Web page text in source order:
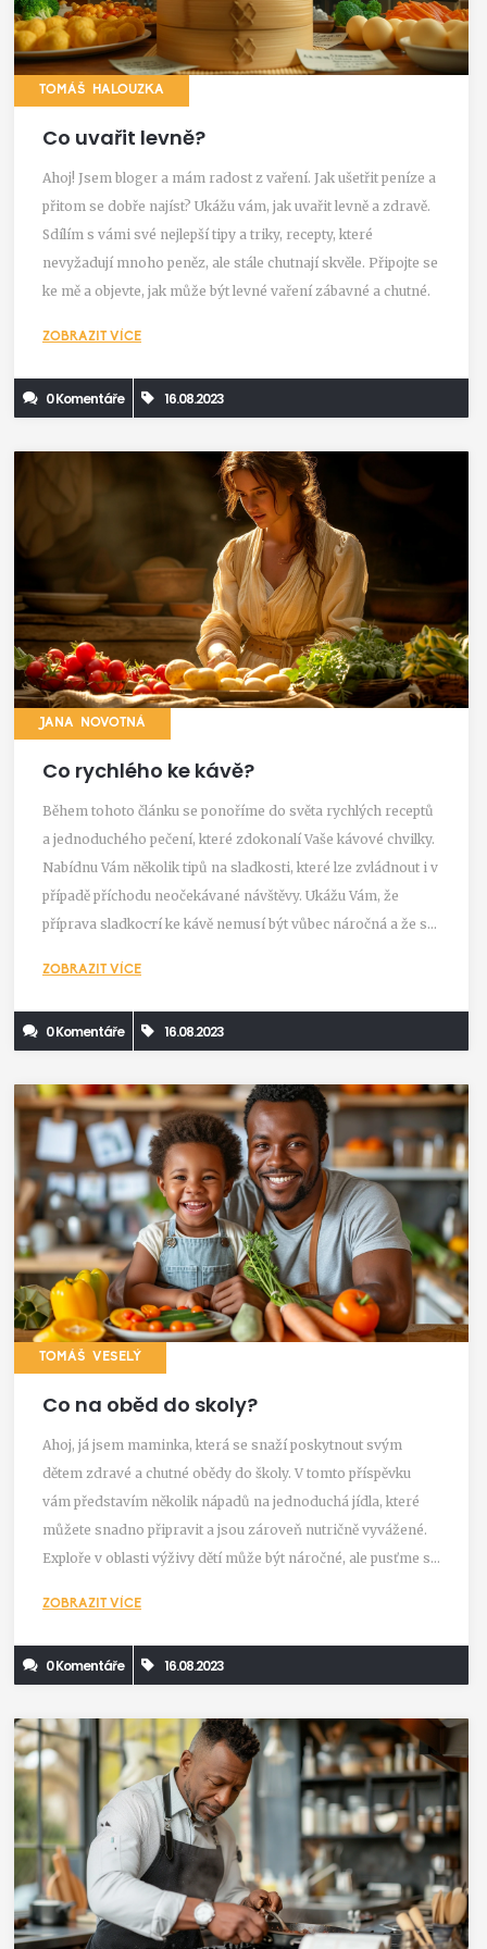
TOMÁŠ HALOUZKA
Co uvařit levně?
Ahoj! Jsem bloger a mám radost z vaření. Jak ušetřit peníze a
přitom se dobře najíst? Ukážu vám, jak uvařit levně a zdravě.
Sdílím s vámi své nejlepší tipy a triky, recepty, které
nevyžadují mnoho peněz, ale stále chutnají skvěle. Připojte se
ke mě a objevte, jak může být levné vaření zábavné a chutné.
ZOBRAZIT VÍCE
0 Komentáře 16.08.2023
JANA NOVOTNÁ
Co rychlého ke kávě?
Během tohoto článku se ponoříme do světa rychlých receptů
a jednoduchého pečení, které zdokonalí Vaše kávové chvilky.
Nabídnu Vám několik tipů na sladkosti, které lze zvládnout i v
případě příchodu neočekávané návštěvy. Ukážu Vám, že
příprava sladkостí ke kávě nemusí být vůbec náročná a že se
pojďme na to, ať už nikdy nebudete muset řešit, co rychlého
ke kávě.
ZOBRAZIT VÍCE
0 Komentáře 16.08.2023
TOMÁŠ VESELÝ
Co na oběd do skoly?
Ahoj, já jsem maminka, která se snaží poskytnout svým
dětem zdravé a chutné obědy do školy. V tomto příspěvku
vám představím několik nápadů na jednoduchá jídla, které
můžete snadno připravit a jsou zároveň nutričně vyvážené.
Exploře v oblasti výživy dětí může být náročné, ale pusťme se
atraktivním pro děti. Těšte se na zdravé a vynalézavé obědy,
které vaše děti budou milovat!
ZOBRAZIT VÍCE
0 Komentáře 16.08.2023